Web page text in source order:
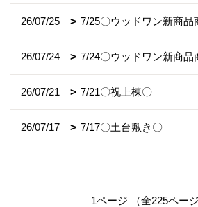
26/07/25 7/25〇ウッドワン新商品
26/07/24 7/24〇ウッドワン新商品
26/07/21 7/21〇祝上棟〇
26/07/17 7/17〇土台敷き〇
1ページ （全225ページ